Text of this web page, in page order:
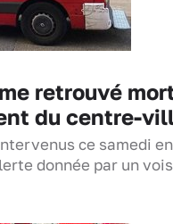
retrouvé
du centre-
ce samedi en
donnée par un